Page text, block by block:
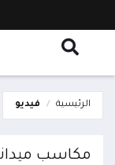
الرئيسية فيديو
مكاسب